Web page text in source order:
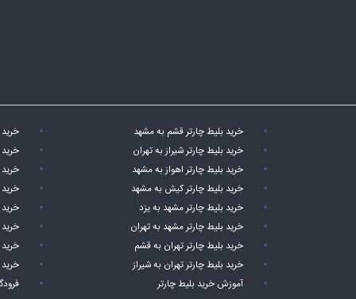
خرید بلیط چارتر قشم به مشهد
خرید بلیط چارتر شیراز به تهران
خرید بلیط چارتر اهواز به مشهد
خرید
خرید بلیط چارتر کیش به مشهد
خرید بلیط چارتر مشهد به یزد
خرید بلیط چارتر مشهد به تهران
خرید بلیط چارتر تهران به قشم
خرید بلیط چارتر تهران به شیراز
آموزش خرید بلیط چارتر